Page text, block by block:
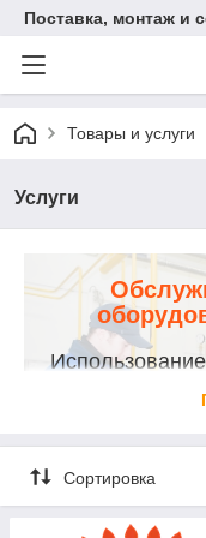
Поставка, монтаж и
Товары и услуги
Услуги
качественных
Сортировка